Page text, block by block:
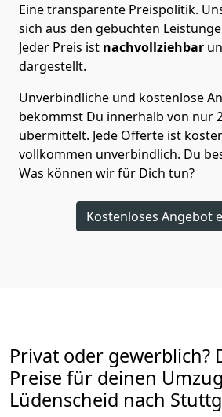
Eine transparente Preispolitik.
sich aus den gebuchten
Jeder Preis ist nachvollziehbar
dargestellt.
Unverbindliche und kostenlose
bekommst Du innerhalb von nur
übermittelt. Jede Offerte ist
vollkommen unverbindlich. Du
Was können wir für Dich tun?
Kostenloses Angebot
Privat oder gewerblich?
Preise für deinen
Lüdenscheid nach